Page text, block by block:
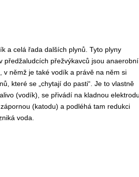
a celá řada dalších plynů. Tyto plyny
předžaludcích přežvýkavců jsou anaerobní
němž je také vodík a právě na něm si
které se „chytají do pasti“. Je to vlastně
(vodík), se přivádí na kladnou
(katodu) a podléhá tam redukci
voda.